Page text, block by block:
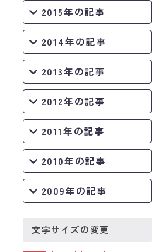
2015年の記事
2014年の記事
2013年の記事
2012年の記事
2011年の記事
2010年の記事
2009年の記事
文字サイズの変更